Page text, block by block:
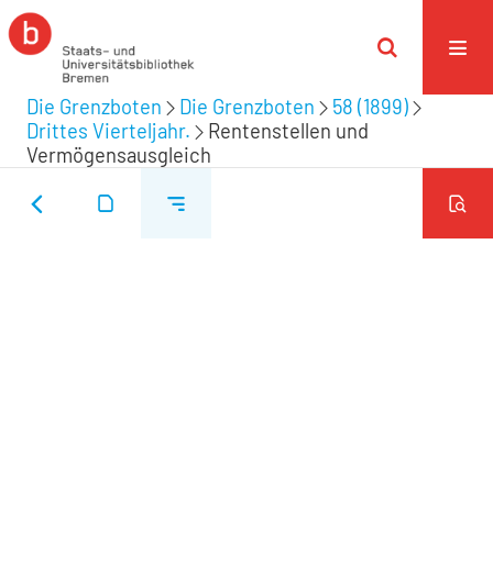
Die Grenzboten Die Grenzboten
58 (1899)
Drittes Vierteljahr.
Rentenstellen und
Vermögensausgleich